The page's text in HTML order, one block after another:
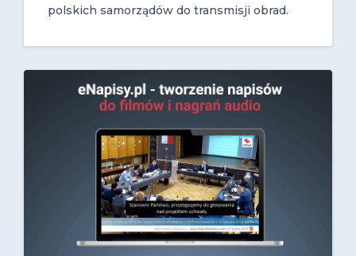
polskich samorządów do transmisji obrad.